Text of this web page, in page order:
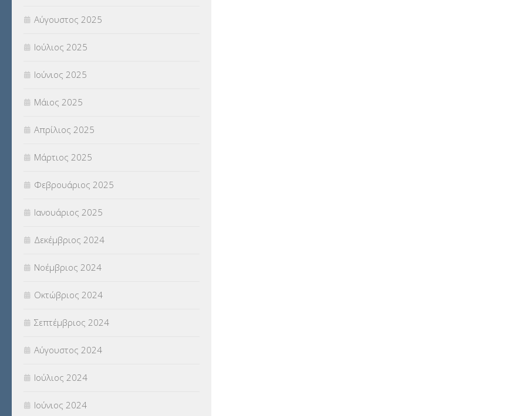
Αύγουστος 2025
Ιούλιος 2025
Ιούνιος 2025
Μάιος 2025
Απρίλιος 2025
Μάρτιος 2025
Φεβρουάριος 2025
Ιανουάριος 2025
Δεκέμβριος 2024
Νοέμβριος 2024
Οκτώβριος 2024
Σεπτέμβριος 2024
Αύγουστος 2024
Ιούλιος 2024
Ιούνιος 2024